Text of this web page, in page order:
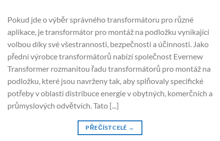
Pokud jde o výběr správného transformátoru pro různé
aplikace, je transformátor pro montáž na podložku vynikající
volbou díky své všestrannosti, bezpečnosti a účinnosti. Jako
přední výrobce transformátorů nabízí společnost Evernew
Transformer rozmanitou řadu transformátorů pro montáž na
podložku, které jsou navrženy tak, aby splňovaly specifické
potřeby v oblasti distribuce energie v obytných, komerčních a
průmyslových odvětvích. Tato [...]
PŘEČÍST CELÉ →